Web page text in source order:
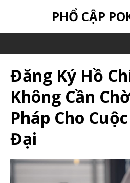
PHỔ CẬP
Đăng Ký Hồ
Không Cần
Pháp Cho
Đại